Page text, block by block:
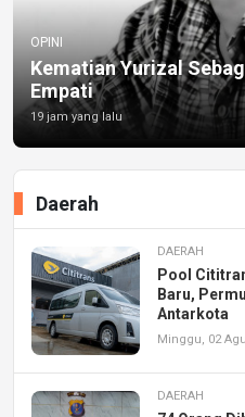
OPINI
Kematian Yurizal
Empati
19 jam yang lalu
Daerah
DAERAH
Pool
Baru,
Antarkota
Minggu, 02
DAERAH